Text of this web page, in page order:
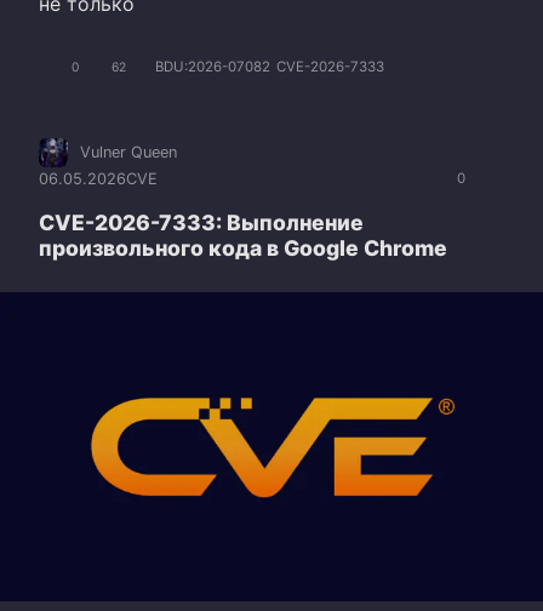
0 62 BDU:2026-07082 CVE-2026-7333
0
Vulner Queen
06.05.2026CVE
CVE-2026-7333: Выполнение
произвольного кода в Google Chrome